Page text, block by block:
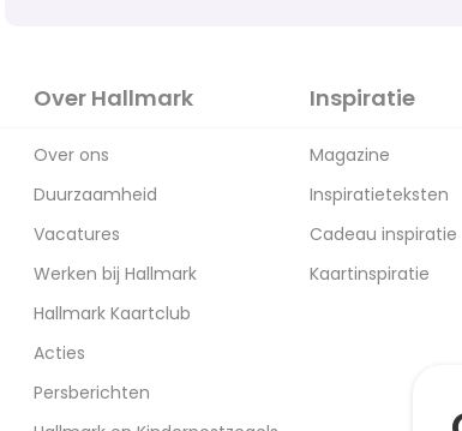
Over Hallmark
Over ons
Duurzaamheid
Vacatures
Werken bij Hallmark
Hallmark Kaartclub
Acties
Persberichten
Inspiratie
Magazine
Inspiratieteksten
Cadeau inspiratie
Kaartinspiratie